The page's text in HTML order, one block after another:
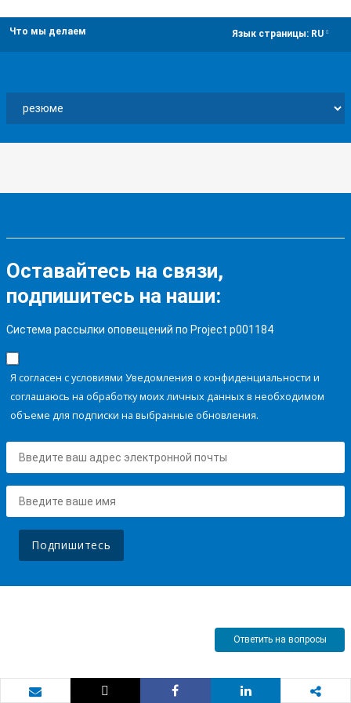
Что мы делаем Язык страницы: RU
Оставайтесь на связи,
подпишитесь на наши:
Система рассылки оповещений по Project p001184
Я согласен с условиями Уведомления о конфиденциальности и
соглашаюсь на обработку моих личных данных в необходимом
объеме для подписки на выбранные обновления.
Подпишитесь
Ответить на вопросы